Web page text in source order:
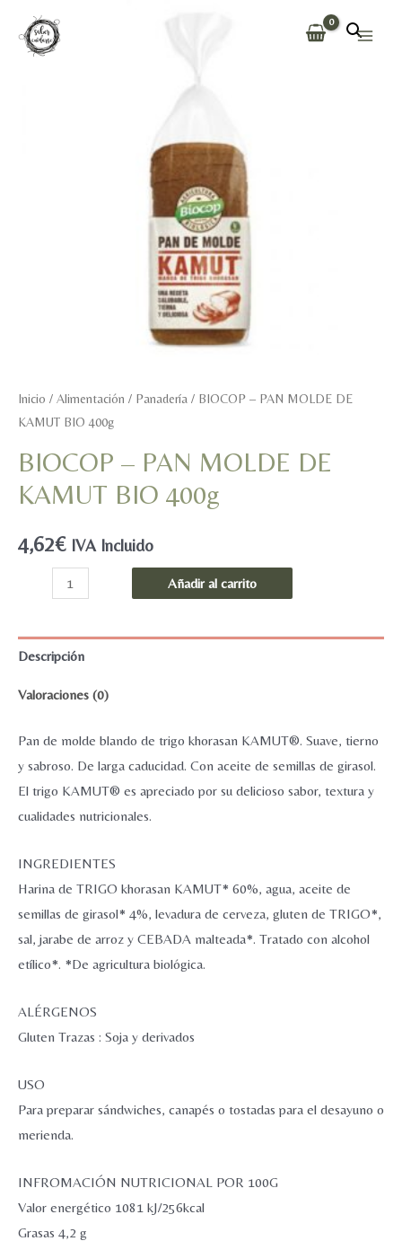
contenido
Inicio / Alimentación / Panadería / BIOCOP – PAN MOLDE DE
KAMUT BIO 400g
BIOCOP – PAN MOLDE DE
KAMUT BIO 400g
4,62€ IVA Incluido
BIOCOP
MOLDE
KAMUT
Añadir al carrito
Descripción
Valoraciones (0)
Pan de molde blando de trigo khorasan KAMUT®. Suave, tierno
y sabroso. De larga caducidad. Con aceite de semillas de girasol.
El trigo KAMUT® es apreciado por su delicioso sabor, textura y
cualidades nutricionales.
INGREDIENTES
Harina de TRIGO khorasan KAMUT* 60%, agua, aceite de
semillas de girasol* 4%, levadura de cerveza, gluten de TRIGO*,
sal, jarabe de arroz y CEBADA malteada*. Tratado con alcohol
etílico*. *De agricultura biológica.
ALÉRGENOS
Gluten Trazas : Soja y derivados
USO
Para preparar sándwiches, canapés o tostadas para el desayuno o
merienda.
INFROMACIÓN NUTRICIONAL POR 100G
Valor energético 1081 kJ/256kcal
Grasas 4,2 g